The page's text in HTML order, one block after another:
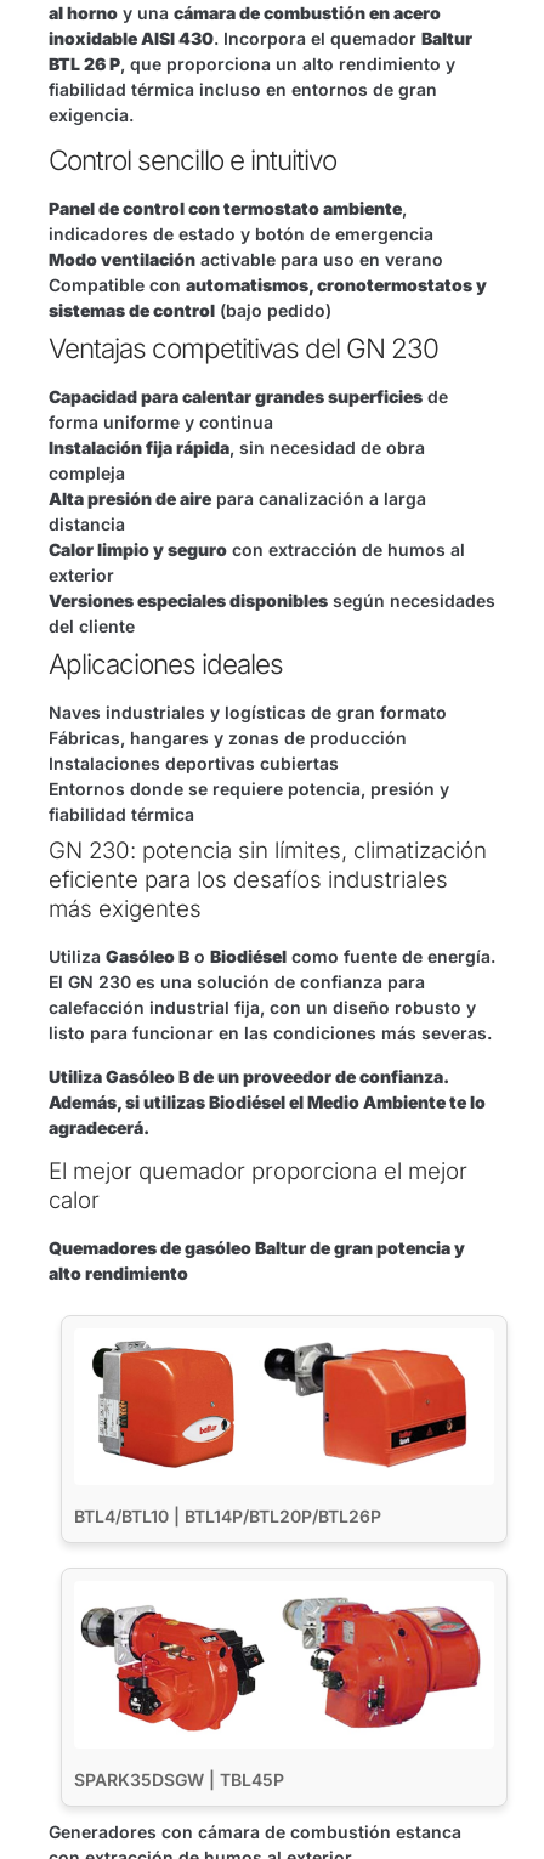
al horno y una cámara de combustión en acero
inoxidable AISI 430. Incorpora el quemador Baltur
BTL 26 P, que proporciona un alto rendimiento y
fiabilidad térmica incluso en entornos de gran
exigencia.
Control sencillo e intuitivo
Panel de control con termostato ambiente,
indicadores de estado y botón de emergencia
Modo ventilación activable para uso en verano
Compatible con automatismos, cronotermostatos y
sistemas de control (bajo pedido)
Ventajas competitivas del GN 230
Capacidad para calentar grandes superficies de
forma uniforme y continua
Instalación fija rápida, sin necesidad de obra
compleja
Alta presión de aire para canalización a larga
distancia
Calor limpio y seguro con extracción de humos al
exterior
Versiones especiales disponibles según necesidades
del cliente
Aplicaciones ideales
Naves industriales y logísticas de gran formato
Fábricas, hangares y zonas de producción
Instalaciones deportivas cubiertas
Entornos donde se requiere potencia, presión y
fiabilidad térmica
GN 230: potencia sin límites, climatización
eficiente para los desafíos industriales
más exigentes
Utiliza Gasóleo B o Biodiésel como fuente de energía.
El GN 230 es una solución de confianza para
calefacción industrial fija, con un diseño robusto y
listo para funcionar en las condiciones más severas.
Utiliza Gasóleo B de un proveedor de confianza.
Además, si utilizas Biodiésel el Medio Ambiente te lo
agradecerá.
El mejor quemador proporciona el mejor
calor
Quemadores de gasóleo Baltur de gran potencia y
alto rendimiento
BTL4/BTL10 | BTL14P/BTL20P/BTL26P
SPARK35DSGW | TBL45P
Generadores con cámara de combustión estanca